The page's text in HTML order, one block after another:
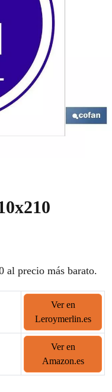
al precio más barato.
Ver en
Leroymerlin.es
Ver en
Amazon.es